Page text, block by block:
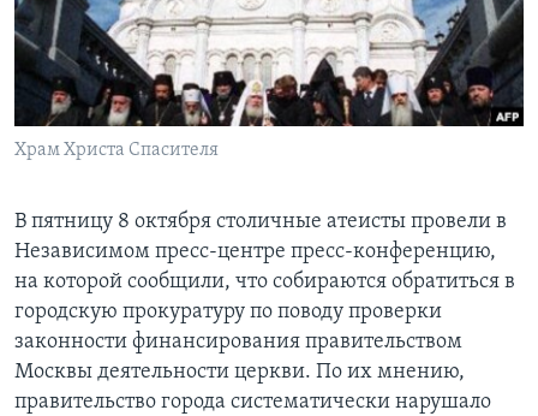
Learning English
СОЦИАЛЬНЫЕ СЕТИ
Языки
Храм Христа Спасителя
В пятницу 8 октября столичные атеисты провели в
Независимом пресс-центре пресс-конференцию,
на которой сообщили, что собираются обратиться в
городскую прокуратуру по поводу проверки
законности финансирования правительством
Москвы деятельности церкви. По их мнению,
правительство города систематически нарушало